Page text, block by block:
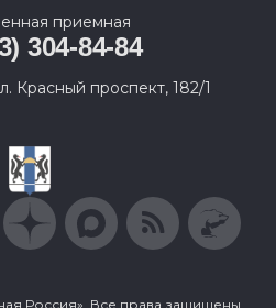
приемная
304-84-84
Красный проспект, 182/1
Россия». Все права защищены.